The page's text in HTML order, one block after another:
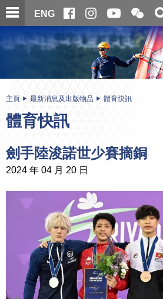
跳
至
內
ENG
開
合
微
信
二
維
碼
内
主頁 最新消息及出版物品 體育快訊
體育快訊
劍手陸浚諾世少賽摘銅
2024 年 04 月 20 日